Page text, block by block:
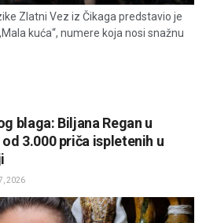
Zlatni Vez iz Čikaga predstavio je
kuća“, numere koja nosi snažnu
blaga: Biljana Regan u
3.000 priča ispletenih u
2026